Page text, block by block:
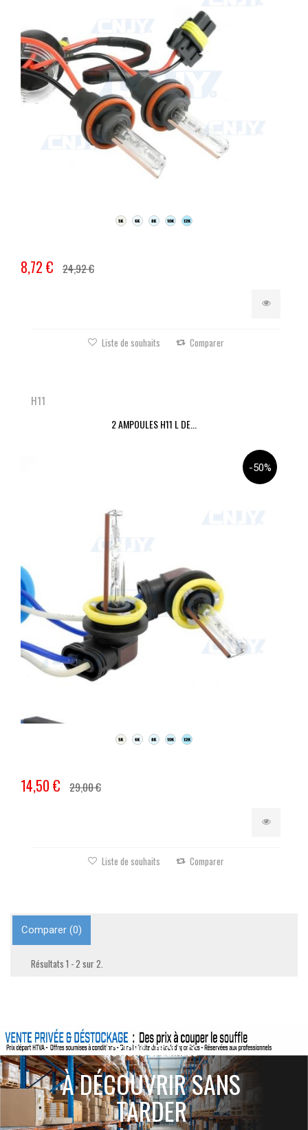
8,72 € 24,92 €
Liste de souhaits Comparer
H11
2 AMPOULES H11 L DE...
-50%
14,50 € 29,00 €
Liste de souhaits Comparer
Comparer (0)
Résultats 1 - 2 sur 2.
ACTIONS SPÉCIALES
À DÉCOUVRIR SANS
TARDER